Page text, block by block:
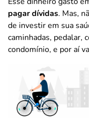
pagar dívidas. Mas,
de investir em sua
caminhadas, pedalar,
condomínio, e por aí